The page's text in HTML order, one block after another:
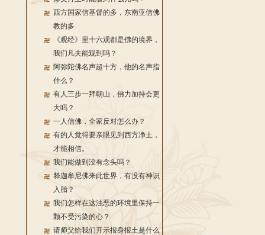
西方国家信基督的多，东南亚信佛
教的多
《观经》里十六观都是佛的境界，
我们凡夫能观到吗？
阿弥陀佛名声超十方，他的名声指
什么？
有人三步一拜朝山，佛力加持会更
大吗？
一人信佛，全家反对怎么办？
有的人觉得要亲眼见到西方净土，
才能相信。
我们能做到没有念头吗？
释迦牟尼佛来此世界，有没有神识
入胎？
我们怎样在这浊恶的环境里保持一
颗不受污染的心？
请师父给我们开示报身报土是什么